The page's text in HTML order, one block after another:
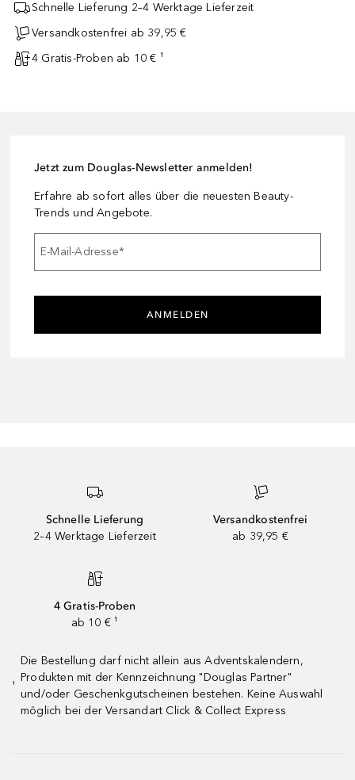
Schnelle Lieferung 2–4 Werktage Lieferzeit
Versandkostenfrei ab 39,95 €
4 Gratis-Proben ab 10 € ¹
Jetzt zum Douglas-Newsletter anmelden!
Erfahre ab sofort alles über die neuesten Beauty-
Trends und Angebote.
E-Mail-Adresse*
ANMELDEN
Schnelle Lieferung
2–4 Werktage Lieferzeit
Versandkostenfrei
ab 39,95 €
4 Gratis-Proben
ab 10 € ¹
¹
Die Bestellung darf nicht allein aus Adventskalendern,
Produkten mit der Kennzeichnung "Douglas Partner"
und/oder Geschenkgutscheinen bestehen. Keine Auswahl
möglich bei der Versandart Click & Collect Express